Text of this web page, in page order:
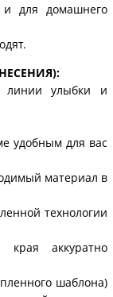
и для домашнего
линии улыбки и
удобным для вас
материал в
технологии
аккуратно
шаблона)